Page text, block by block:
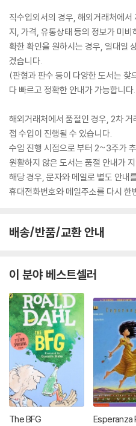
직수입외서의 경우, 해외거래처에
지, 가격, 유통상태 등의 정보가 미
확한 확인을 원하시는 경우, 일대일
겠습니다.
(판형과 판수 등이 다양한 도서는 찾
다 빠르고 정확한 안내가 가능합니다
해외거래처에서 품절인 경우, 2차
접 수입이 진행될 수 있습니다.
수입 진행 시점으로 부터 2~3주가
원활하지 않은 도서는 품절 안내가
해당 경우, 문자와 메일로 별도 안내
휴대전화번호와 메일주소를 다시 한
배송/반품/교환 안내
이 분야 베스트셀러
The BFG Esperanza